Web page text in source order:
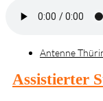
Antenne
Assistierter